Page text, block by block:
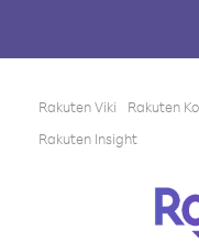
Rakuten Viki Rakuten
Rakuten Insight